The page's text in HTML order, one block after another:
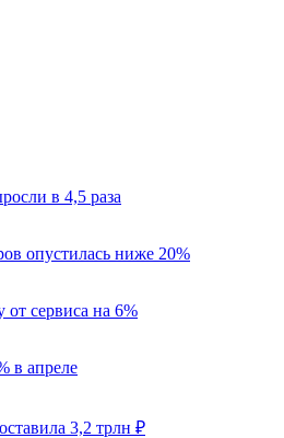
в 4,5 раза
опустилась ниже 20%
сервиса на 6%
в апреле
3,2 трлн ₽